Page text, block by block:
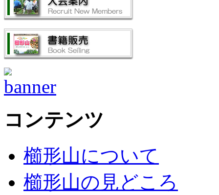
コンテンツ
櫛形山について
櫛形山の見どころ